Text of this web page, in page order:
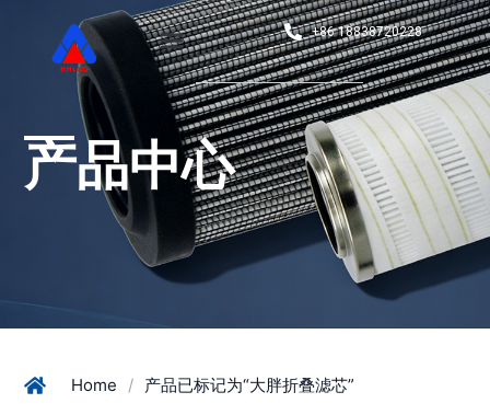
+86 18838720228
产品中心
Home / 产品已标记为“大胖折叠滤芯”